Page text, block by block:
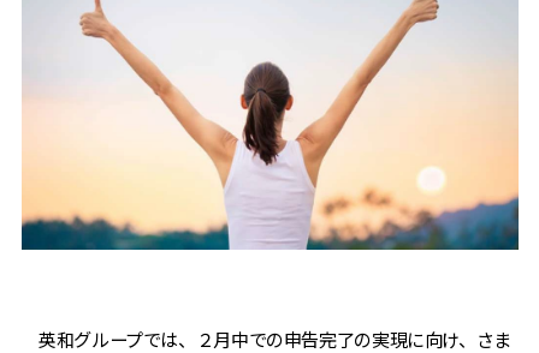
英和グループでは、２月中での申告完了の実現に向け、さま